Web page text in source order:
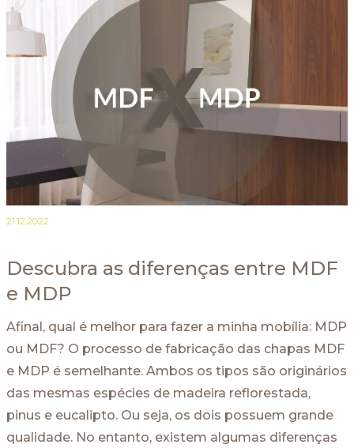
21.12.2022
Descubra as diferenças entre MDF
e MDP
Afinal, qual é melhor para fazer a minha mobília: MDP
ou MDF? O processo de fabricação das chapas MDF
e MDP é semelhante. Ambos os tipos são originários
das mesmas espécies de madeira reflorestada,
pinus e eucalipto. Ou seja, os dois possuem grande
qualidade. No entanto, existem algumas diferenças